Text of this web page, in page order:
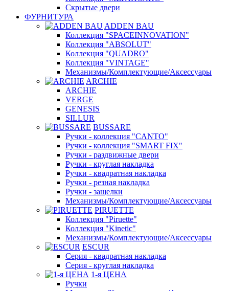
Скрытые двери
ФУРНИТУРА
ADDEN BAU
Коллекция "SPACEINNOVATION"
Коллекция "ABSOLUT"
Коллекция "QUADRO"
Коллекция "VINTAGE"
Механизмы/Комплектующие/Аксессуары
ARCHIE
ARCHIE
VERGE
GENESIS
SILLUR
BUSSARE
Ручки - коллекция "CANTO"
Ручки - коллекция "SMART FIX"
Ручки - раздвижные двери
Ручки - круглая накладка
Ручки - квадратная накладка
Ручки - резная накладка
Ручки - защелки
Механизмы/Комплектующие/Аксессуары
PIRUETTE
Коллекция "Piruette"
Коллекция "Kinetic"
Механизмы/Комплектующие/Аксессуары
ESCUR
Серия - квадратная накладка
Серия - круглая накладка
1-я ЦЕНА
Ручки